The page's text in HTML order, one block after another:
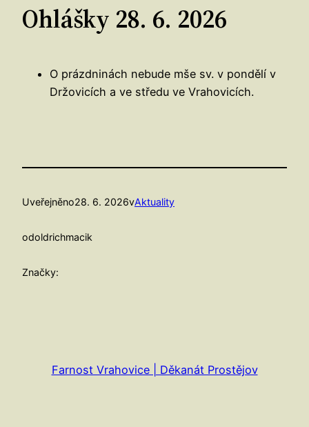
Ohlášky 28. 6. 2026
O prázdninách nebude mše sv. v pondělí v
Držovicích a ve středu ve Vrahovicích.
Uveřejněno28. 6. 2026vAktuality
odoldrichmacik
Značky:
Farnost Vrahovice | Děkanát Prostějov